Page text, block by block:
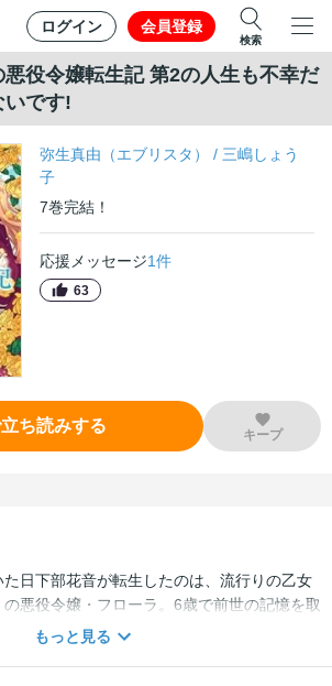
ログイン 会員登録
検索
役令嬢転生記 第2の人生も不幸だ
いです!
弥生真由（エブリスタ） / 三嶋しょう
子
7巻完結！
応援メッセージ1件
63
ち読みする キープ
日下部花音が転生したのは、流行りの乙女
悪役令嬢・フローラ。6歳で前世の記憶を取
して穏やかに暮らしてきた花音には、愛する
もっと見る